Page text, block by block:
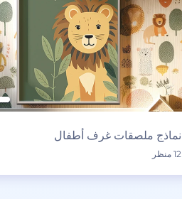
نماذج ملصقات غرف أطفال
12 منظر